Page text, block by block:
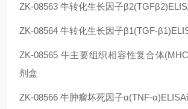
ZK-08563 牛转化生长因子
ZK-08564 牛转化生长因子β1(TGF-
ZK-08565 牛主要组织相容性复合体
剂盒
ZK-08566 牛肿瘤坏死因子α(TNF-α)ELISA